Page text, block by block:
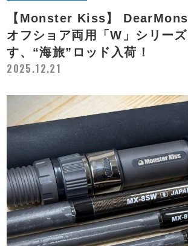
【Monster Kiss】
オフショア両用「W」シリー
す、“海旅”ロッド入荷！
2025.12.21